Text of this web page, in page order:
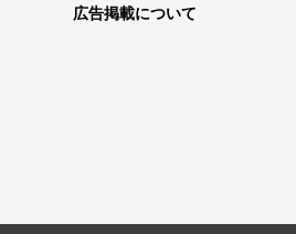
広告掲載について